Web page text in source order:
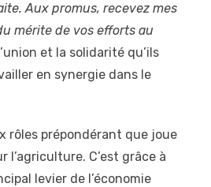
Aux promus, recevez mes
mérite de vos efforts au
et la solidarité qu’ils
en synergie dans le
rôles prépondérant que joue
l’agriculture. C’est grâce à
levier de l’économie